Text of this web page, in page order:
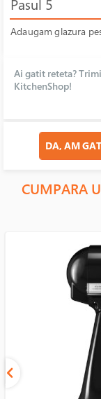
Pasul 5
Adaugam glazura
Ai gatit reteta?
KitchenShop!
DA, AM
CUMPARA